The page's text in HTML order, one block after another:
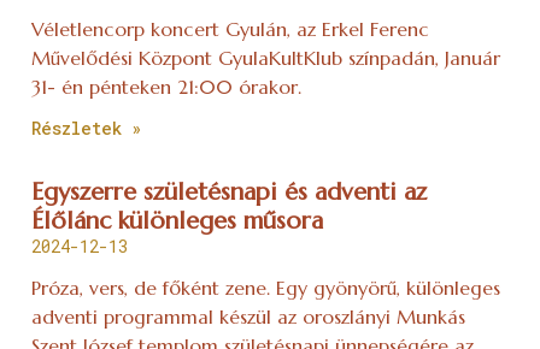
Véletlencorp koncert Gyulán, az Erkel Ferenc
Művelődési Központ GyulaKultKlub színpadán, Január
31- én pénteken 21:00 órakor.
Részletek »
Egyszerre születésnapi és adventi az
Élőlánc különleges műsora
2024-12-13
Próza, vers, de főként zene. Egy gyönyörű, különleges
adventi programmal készül az oroszlányi Munkás